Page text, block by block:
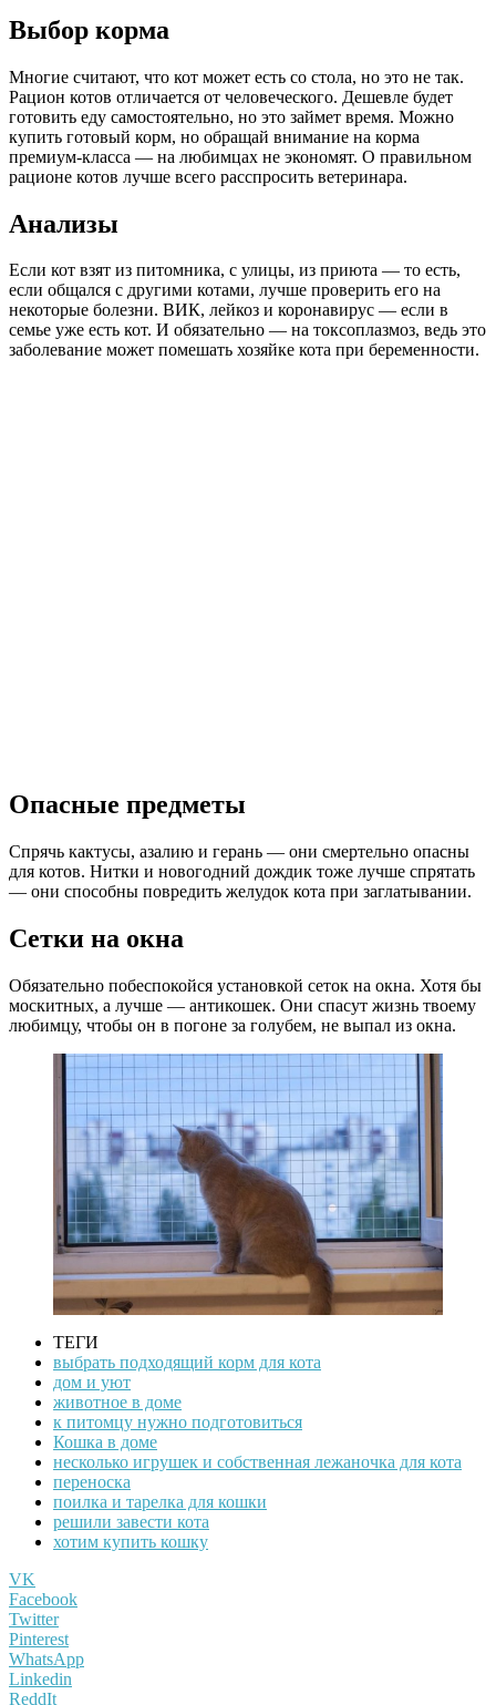
Выбор корма
Многие считают, что кот может есть со стола, но это не так.
Рацион котов отличается от человеческого. Дешевле будет
готовить еду самостоятельно, но это займет время. Можно
купить готовый корм, но обращай внимание на корма
премиум-класса — на любимцах не экономят. О правильном
рационе котов лучше всего расспросить ветеринара.
Анализы
Если кот взят из питомника, с улицы, из приюта — то есть,
если общался с другими котами, лучше проверить его на
некоторые болезни. ВИК, лейкоз и коронавирус — если в
семье уже есть кот. И обязательно — на токсоплазмоз, ведь это
заболевание может помешать хозяйке кота при беременности.
Опасные предметы
Спрячь кактусы, азалию и герань — они смертельно опасны
для котов. Нитки и новогодний дождик тоже лучше спрятать
— они способны повредить желудок кота при заглатывании.
Сетки на окна
Обязательно побеспокойся установкой сеток на окна. Хотя бы
москитных, а лучше — антикошек. Они спасут жизнь твоему
любимцу, чтобы он в погоне за голубем, не выпал из окна.
ТЕГИ
выбрать подходящий корм для кота
дом и уют
животное в доме
к питомцу нужно подготовиться
Кошка в доме
несколько игрушек и собственная лежаночка для кота
переноска
поилка и тарелка для кошки
решили завести кота
хотим купить кошку
VK
Facebook
Twitter
Pinterest
WhatsApp
Linkedin
ReddIt